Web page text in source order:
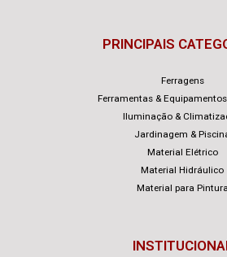
PRINCIPAIS
Ferragens
Ferramentas &
Iluminação &
Jardinagem &
Material Elétrico
Material Hidráulico
Material para Pintura